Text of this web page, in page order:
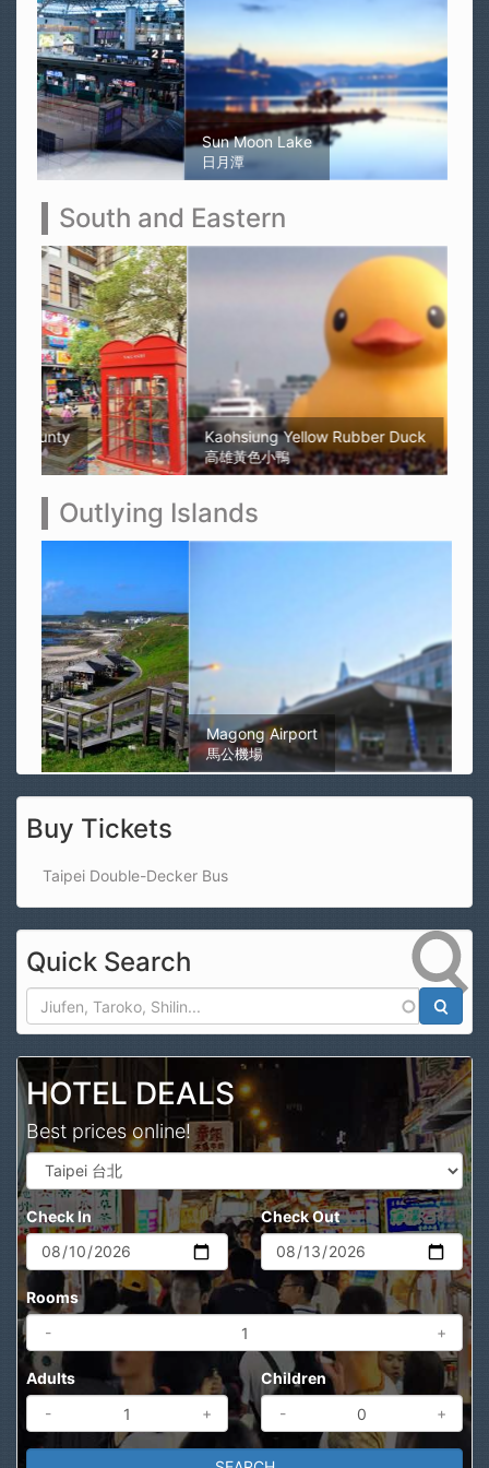
Sun Moon Lake
日月潭
South and Eastern
Kaohsiung Yellow Rubber Duck
高雄黃色小鴨
Outlying Islands
Magong Airport
馬公機場
Buy Tickets
Taipei Double-Decker Bus
Quick Search
HOTEL DEALS
Best prices online!
Check In Check Out
Rooms
-
+
Adults
-
+
Children
-
+